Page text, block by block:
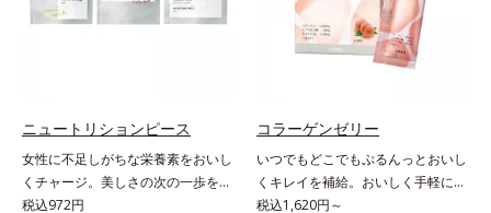
ニュートリションピース
女性に不足しがちな栄養素をおいし
くチャージ。美しさの次の一歩を引
き出すタブレット。現代女性に不足
税込972円
コラーゲンゼリー
いつでもどこでもぷるんっとおいし
くキレイを補給。おいしく手軽にキ
レイをチャージ！ おやつ感覚でハ
税込1,620円～